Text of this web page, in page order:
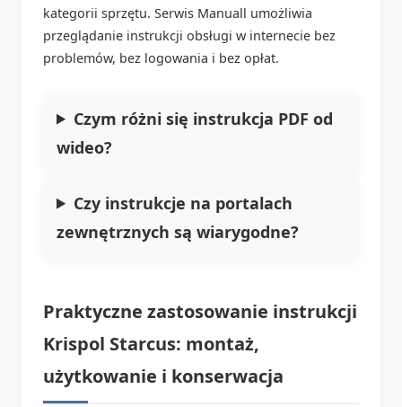
kategorii sprzętu. Serwis Manuall umożliwia
przeglądanie instrukcji obsługi w internecie bez
problemów, bez logowania i bez opłat.
Czym różni się instrukcja PDF od
wideo?
Czy instrukcje na portalach
zewnętrznych są wiarygodne?
Praktyczne zastosowanie instrukcji
Krispol Starcus: montaż,
użytkowanie i konserwacja